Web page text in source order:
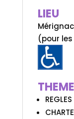
LIEU
(pour
CHARTE